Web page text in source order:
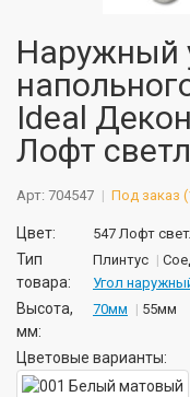
Наружный
Ideal
Лофт
Арт: 704547 Под заказ
Цвет: 547 Лофт
Тип
товара:
Плинтус
Угол
Высота,
мм:
70мм 55мм
Цветовые варианты: